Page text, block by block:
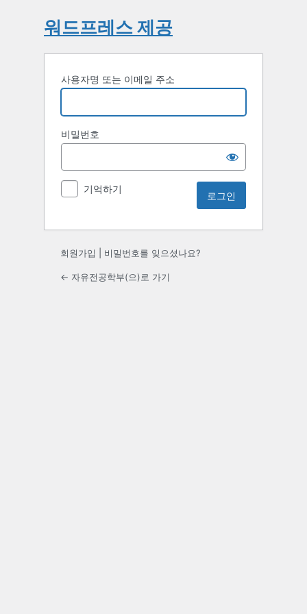
워드프레스 제공
사용자명 또는 이메일 주소
비밀번호
기억하기
회원가입 비밀번호를 잊으셨나요?
← 자유전공학부(으)로 가기